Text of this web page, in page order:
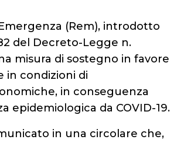
(Rem), introdotto
del Decreto-Legge n.
misura di sostegno in favore
in condizioni di
in conseguenza
epidemiologica da COVID-19.
in una circolare che,